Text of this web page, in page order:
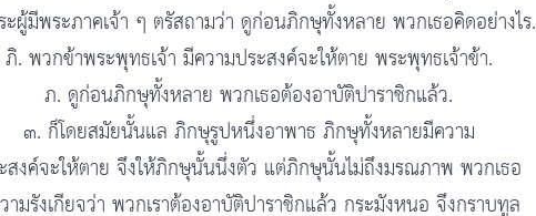
ผู้มีพระภาคเจ้า ๆ ตรัสถามว่า ดูก่อนภิกษุทั้งหลาย พวกเธอคิดอย่างไร.
ภิ. พวกข้าพระพุทธเจ้า มีความประสงค์จะให้ตาย พระพุทธเจ้าข้า.
ภ. ดูก่อนภิกษุทั้งหลาย พวกเธอต้องอาบัติปาราชิกแล้ว.
๓. ก็โดยสมัยนั้นแล ภิกษุรูปหนึ่งอาพาธ ภิกษุทั้งหลายมีความ
สงค์จะให้ตาย จึงให้ภิกษุนั้นนึ่งตัว แต่ภิกษุนั้นไม่ถึงมรณภาพ พวกเธอ
ามรังเกียจว่า พวกเราต้องอาบัติปาราชิกแล้ว กระมังหนอ จึงกราบทูล